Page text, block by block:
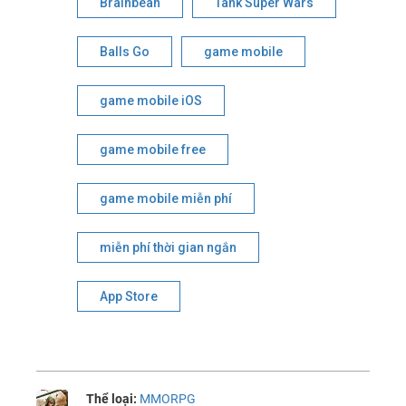
Brainbean Tank Super Wars
Balls Go game mobile
game mobile iOS
game mobile free
game mobile miễn phí
miễn phí thời gian ngắn
App Store
Thể loại: MMORPG